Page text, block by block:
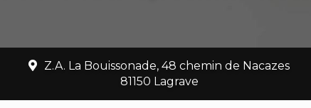
Z.A. La Bouissonade, 48 chemin de Nacazes
81150 Lagrave